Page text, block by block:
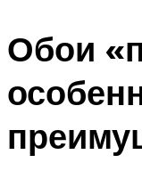
Обои